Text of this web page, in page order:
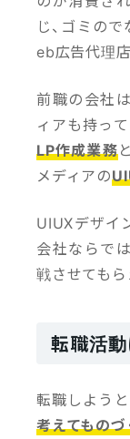
じ、ゴミの
eb広告代理
前職の会社
ィアも持っ
LP作成業務
メディアの
UIUXデザイ
会社ならで
戦させてもら
転職活
転職しよう
考えてもの